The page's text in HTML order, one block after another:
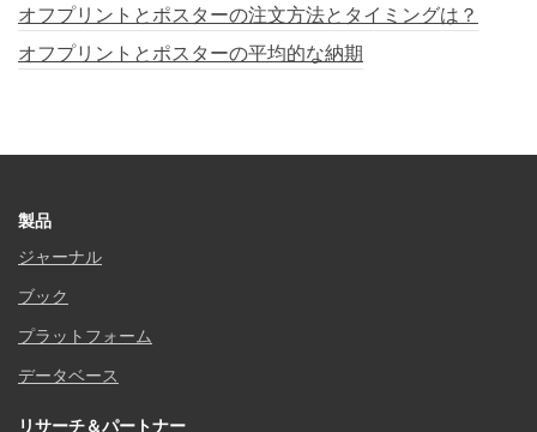
オフプリントとポスターの注文方法とタイミングは？
オフプリントとポスターの平均的な納期
製品
ジャーナル
ブック
プラットフォーム
データベース
リサーチ＆パートナー